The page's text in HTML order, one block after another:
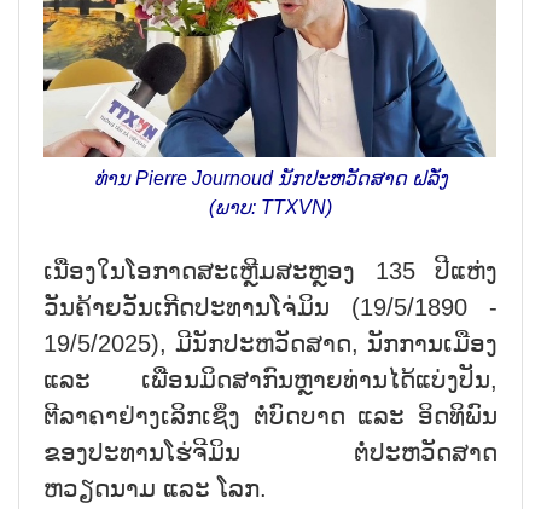
ທ່ານ Pierre Journoud ນັກປະຫວັດສາດ ຝລັ່ງ
(ພາບ: TTXVN)
ເນື່ອງໃນໂອກາດສະເຫຼີມສະຫຼອງ 135 ປີແຫ່ງ
ວັນຄ້າຍວັນເກີດປະທານໂຈ່ມິນ (19/5/1890 -
19/5/2025), ມີນັກປະຫວັດສາດ, ນັກການເມືອງ
ແລະ ເພື່ອນມິດສາກົນຫຼາຍທ່ານໄດ້ແບ່ງປັນ,
ຕີລາຄາຢ່າງເລິກເຊິ່ງ ຕໍ່ບົດບາດ ແລະ ອິດທິພົນ
ຂອງປະທານໂຮ່ຈີມິນ ຕໍ່ປະຫວັດສາດ
ຫວຽດນາມ ແລະ ໂລກ.